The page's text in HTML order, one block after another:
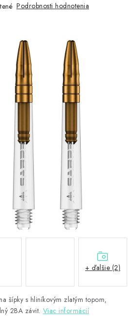
šípky s hliníkovým zlatým topom,
2BA závit. Viac informácií
Podrobnosti hodnotenia
+ ďalšie (2)